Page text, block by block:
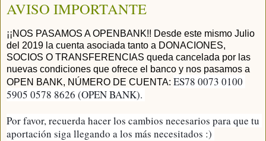
AVISO IMPORTANTE
¡¡NOS PASAMOS A OPENBANK!! Desde este mismo Julio
del 2019 la cuenta asociada tanto a DONACIONES,
SOCIOS O TRANSFERENCIAS queda cancelada por las
nuevas condiciones que ofrece el banco y nos pasamos a
OPEN BANK, NÚMERO DE CUENTA: ES78 0073 0100
5905 0578 8626 (OPEN BANK).
Por favor, recuerda hacer los cambios necesarios para que tu
aportación siga llegando a los más necesitados :)